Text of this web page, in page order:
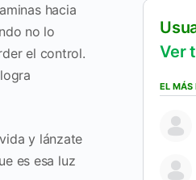
hacia
no lo
el control.
y lánzate
es esa luz
Ver
EL MÁS